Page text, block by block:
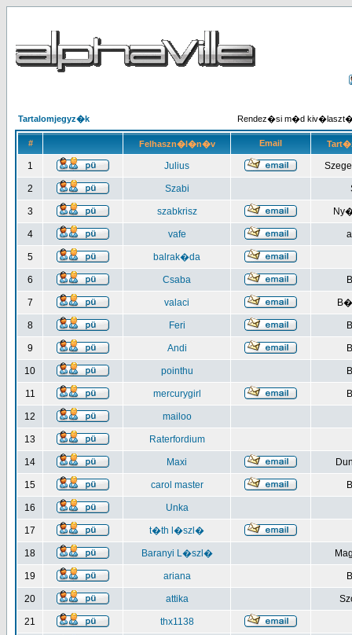
Tartalomjegyz�k Rendez�si m�d
# Felhaszn�l�n�v Email
1 Julius
2 Szabi
3 szabkrisz
4 vafe
5 balrak�da
6 Csaba
7 valaci
8 Feri
9 Andi
10 pointhu
11 mercurygirl
12 mailoo
13 Raterfordium
14 Maxi
15 carol master
16 Unka
17 t�th l�szl�
18 Baranyi L�szl�
19 ariana
20 attika
21 thx1138